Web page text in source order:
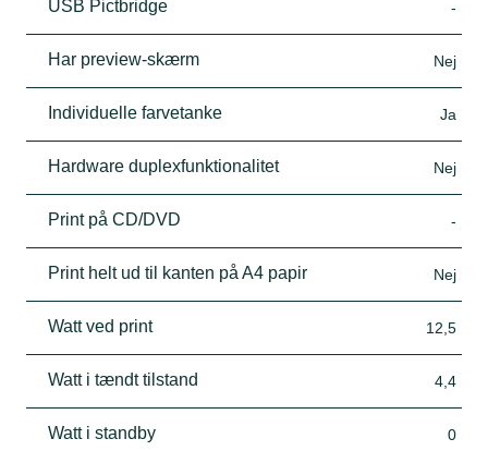
USB Pictbridge -
Har preview-skærm Nej
Individuelle farvetanke Ja
Hardware duplexfunktionalitet Nej
Print på CD/DVD -
Print helt ud til kanten på A4 papir Nej
Watt ved print 12,5
Watt i tændt tilstand 4,4
Watt i standby 0